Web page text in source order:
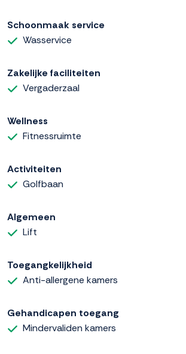
Schoonmaak service
Wasservice
Zakelijke faciliteiten
Vergaderzaal
Wellness
Fitnessruimte
Activiteiten
Golfbaan
Algemeen
Lift
Toegangkelijkheid
Anti-allergene kamers
Gehandicapen toegang
Mindervaliden kamers